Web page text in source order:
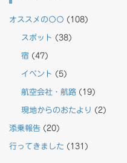
オススメの〇〇 (108)
スポット (38)
宿(47)
イベント (5)
航空会社・航路(19)
現地からのおたより (2)
添乗報告 (20)
行ってきました (131)